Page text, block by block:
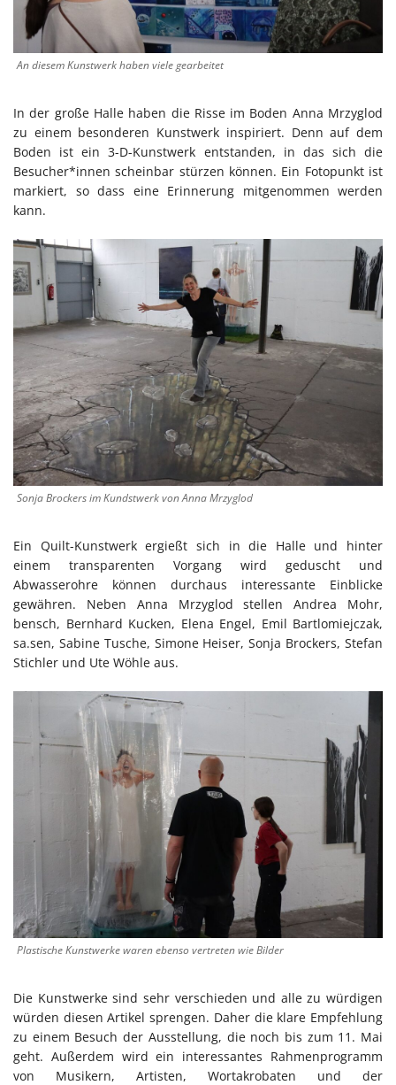
An diesem Kunstwerk haben viele gearbeitet
In der große Halle haben die Risse im Boden Anna Mrzyglod
zu einem besonderen Kunstwerk inspiriert. Denn auf dem
Boden ist ein 3-D-Kunstwerk entstanden, in das sich die
Besucher*innen scheinbar stürzen können. Ein Fotopunkt ist
markiert, so dass eine Erinnerung mitgenommen werden
kann.
Sonja Brockers im Kundstwerk von Anna Mrzyglod
Ein Quilt-Kunstwerk ergießt sich in die Halle und hinter
einem transparenten Vorgang wird geduscht und
Abwasserohre können durchaus interessante Einblicke
gewähren. Neben Anna Mrzyglod stellen Andrea Mohr,
bensch, Bernhard Kucken, Elena Engel, Emil Bartlomiejczak,
sa.sen, Sabine Tusche, Simone Heiser, Sonja Brockers, Stefan
Stichler und Ute Wöhle aus.
Plastische Kunstwerke waren ebenso vertreten wie Bilder
Die Kunstwerke sind sehr verschieden und alle zu würdigen
würden diesen Artikel sprengen. Daher die klare Empfehlung
zu einem Besuch der Ausstellung, die noch bis zum 11. Mai
geht. Außerdem wird ein interessantes Rahmenprogramm
von Musikern, Artisten, Wortakrobaten und der